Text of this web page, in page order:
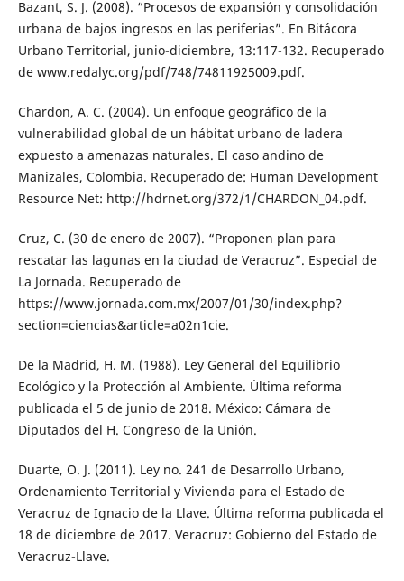
Bazant, S. J. (2008). “Procesos de expansión y consolidación
urbana de bajos ingresos en las periferias”. En Bitácora
Urbano Territorial, junio-diciembre, 13:117-132. Recuperado
de www.redalyc.org/pdf/748/74811925009.pdf.
Chardon, A. C. (2004). Un enfoque geográfico de la
vulnerabilidad global de un hábitat urbano de ladera
expuesto a amenazas naturales. El caso andino de
Manizales, Colombia. Recuperado de: Human Development
Resource Net: http://hdrnet.org/372/1/CHARDON_04.pdf.
Cruz, C. (30 de enero de 2007). “Proponen plan para
rescatar las lagunas en la ciudad de Veracruz”. Especial de
La Jornada. Recuperado de
https://www.jornada.com.mx/2007/01/30/index.php?
section=ciencias&article=a02n1cie.
De la Madrid, H. M. (1988). Ley General del Equilibrio
Ecológico y la Protección al Ambiente. Última reforma
publicada el 5 de junio de 2018. México: Cámara de
Diputados del H. Congreso de la Unión.
Duarte, O. J. (2011). Ley no. 241 de Desarrollo Urbano,
Ordenamiento Territorial y Vivienda para el Estado de
Veracruz de Ignacio de la Llave. Última reforma publicada el
18 de diciembre de 2017. Veracruz: Gobierno del Estado de
Veracruz-Llave.